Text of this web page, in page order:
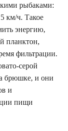
рыбаками:
км/ч. Такое
энергию,
планктон,
фильтрации.
брюшке, и они
и
пищи